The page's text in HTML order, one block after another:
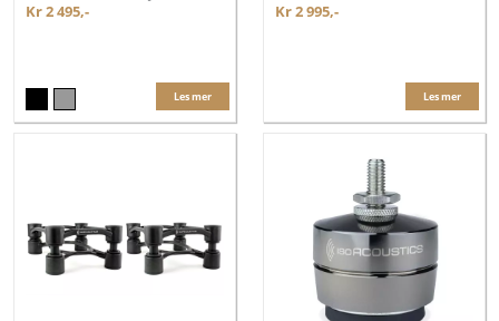
Kr 2 495,-
Les mer
Kr 2 995,-
Les mer